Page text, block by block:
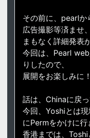
その前に、pearlか
広告撮影等済ませ
まもなく詳細発表
今回は、Pearl
りしたので、
展開をお楽しみに！
話は、Chinaに戻っ
今回、Yoshiとは
にPermをかけに行
香港までは、